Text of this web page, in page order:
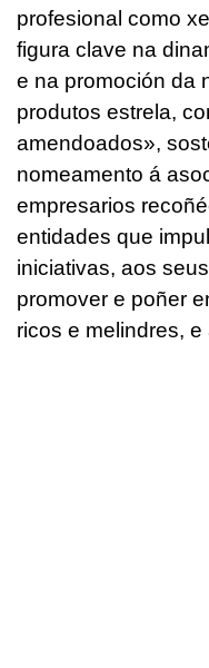
profesional como
figura clave na
e na promoción da
produtos estrela,
amendoados»,
nomeamento á
empresarios
entidades que
iniciativas, aos
promover e poñer
ricos e melindres,